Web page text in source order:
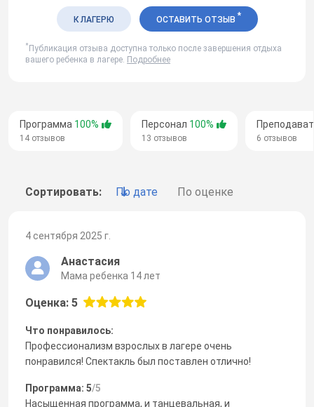
Программа 100%
14 отзывов
Персонал 100%
13 отзывов 6 отзывов
Сортировать: По дате По оценке
4 сентября 2025 г.
Анастасия
Мама ребенка 14 лет
Оценка: 5
Что понравилось:
Профессионализм взрослых в лагере очень
понравился! Спектакль был поставлен отлично!
Программа: 5/5
Насыщенная программа, и танцевальная, и
К ЛАГЕРЮ ОСТАВИТЬ ОТЗЫВ *
* Публикация отзыва доступна только после завершения отдыха
вашего ребенка в лагере. Подробнее